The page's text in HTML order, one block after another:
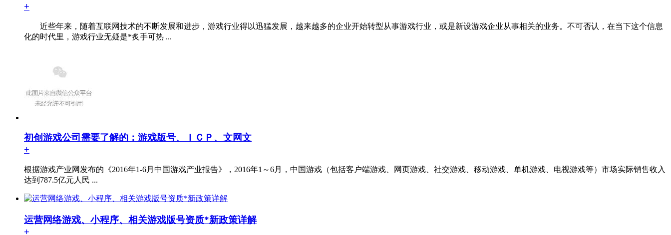
+
近些年来，随着互联网技术的不断发展和进步，游戏行业得以迅猛发展，越来越多的企业开始转型从事游戏行业，或是新设游戏企业从事相关的业务。不可否认，在当下这个信息
化的时代里，游戏行业无疑是*炙手可热 ...
初创游戏公司需要了解的：游戏版号、ＩＣＰ、文网文
+
根据游戏产业网发布的《2016年1-6月中国游戏产业报告》，2016年1～6月，中国游戏（包括客户端游戏、网页游戏、社交游戏、移动游戏、单机游戏、电视游戏等）市场实际销售收入
达到787.5亿元人民 ...
运营网络游戏、小程序、相关游戏版号资质*新政策详解
+